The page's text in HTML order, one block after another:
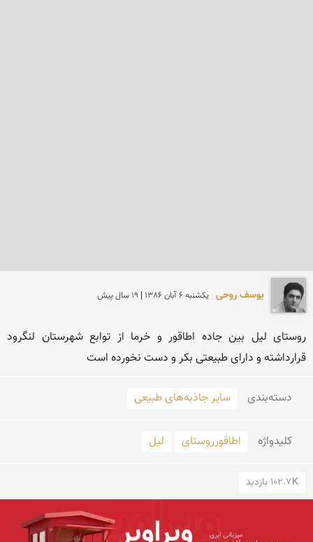
یوسف روحی يكشنبه 6 آبان 1386 | 19 سال پیش
قرارداشته و دارای طبیعتی بکر و دست نخورده است
دسته‌بندی سایر جاذبه‌های طبیعی
کلید‌واژه اطاقورروستای لیل
102.7K بازدید